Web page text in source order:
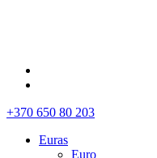
+370 650 80 203
Euras
Euro